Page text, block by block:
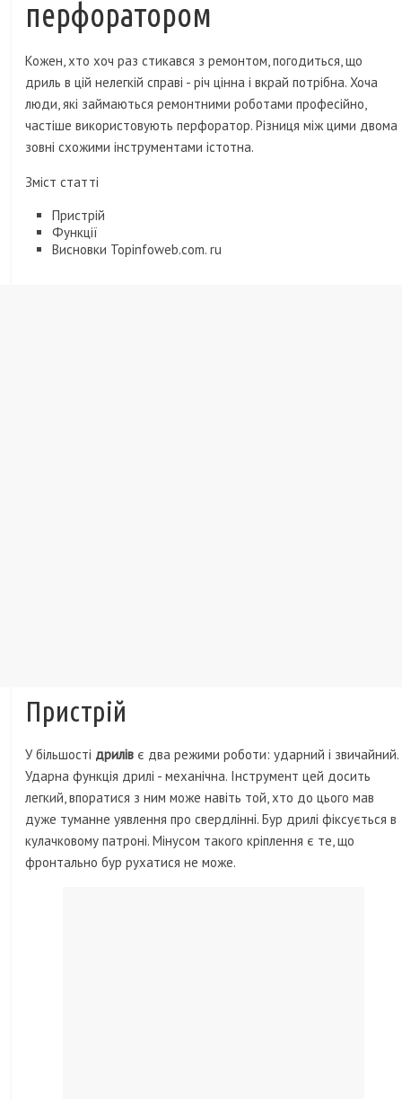
перфоратором
Кожен, хто хоч раз стикався з ремонтом, погодиться, що
дриль в цій нелегкій справі - річ цінна і вкрай потрібна. Хоча
люди, які займаються ремонтними роботами професійно,
частіше використовують перфоратор. Різниця між цими двома
зовні схожими інструментами істотна.
Зміст статті
Пристрій
Функції
Висновки Topinfoweb.com. ru
Пристрій
У більшості дрилів є два режими роботи: ударний і звичайний.
Ударна функція дрилі - механічна. Інструмент цей досить
легкий, впоратися з ним може навіть той, хто до цього мав
дуже туманне уявлення про свердлінні. Бур дрилі фіксується в
кулачковому патроні. Мінусом такого кріплення є те, що
фронтально бур рухатися не може.